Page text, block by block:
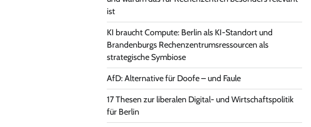
ist
KI braucht Compute: Berlin als KI-Standort und
Brandenburgs Rechenzentrumsressourcen als
strategische Symbiose
AfD: Alternative für Doofe – und Faule
17 Thesen zur liberalen Digital- und Wirtschaftspolitik
für Berlin